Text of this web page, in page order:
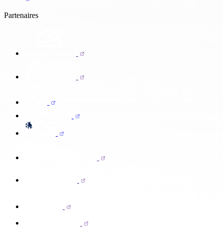
Partenaires